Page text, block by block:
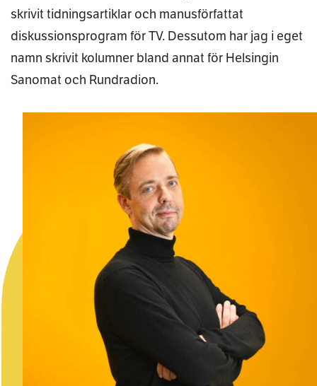
skrivit tidningsartiklar och manusförfattat
diskussionsprogram för TV. Dessutom har jag i eget
namn skrivit kolumner bland annat för Helsingin
Sanomat och Rundradion.